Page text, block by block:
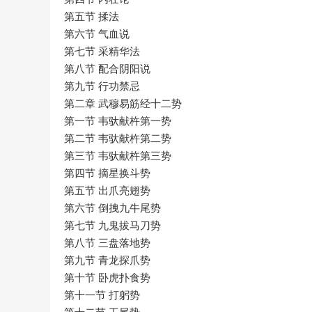
第五节 揉法
第六节 气血说
第七节 采精华法
第八节 配合阴阳说
第九节 行功禁忌
第二章 武穆易筋经十二势
第一节 韦驮献杵第一势
第二节 韦驮献杵第二势
第三节 韦驮献杵第三势
第四节 摘星换斗势
第五节 出爪亮翅势
第六节 倒拽九牛尾势
第七节 九鬼拔马刀势
第八节 三盘落地势
第九节 青龙探爪势
第十节 卧虎扑食势
第十一节 打躬势